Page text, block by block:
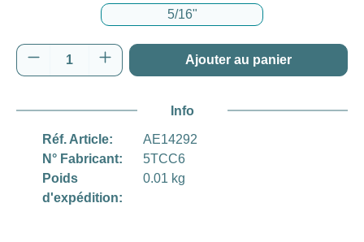
5/16"
Quantité de produit : Entrez la quantité
Ajouter au panier
Info
Réf. Article:
AE14292
N° Fabricant:
5TCC6
Poids
d'expédition:
0.01 kg